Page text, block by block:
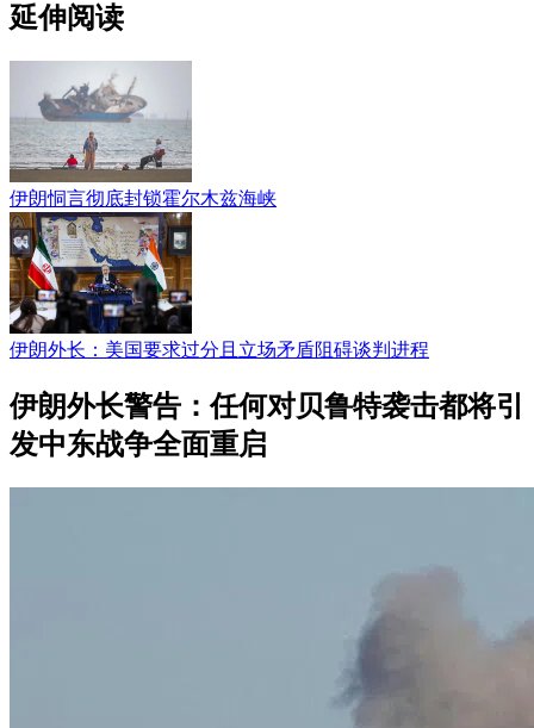
延伸阅读
伊朗恫言彻底封锁霍尔木兹海峡
伊朗外长：美国要求过分且立场矛盾阻碍谈判进程
伊朗外长警告：任何对贝鲁特袭击都将引
发中东战争全面重启